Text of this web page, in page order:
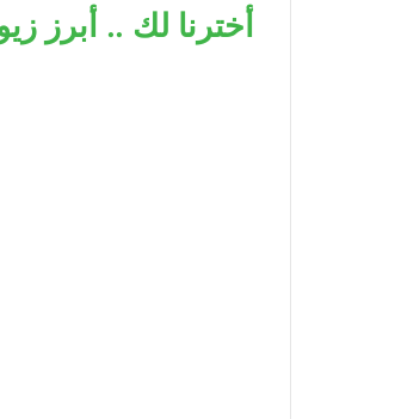
أخترنا لك .. أبرز